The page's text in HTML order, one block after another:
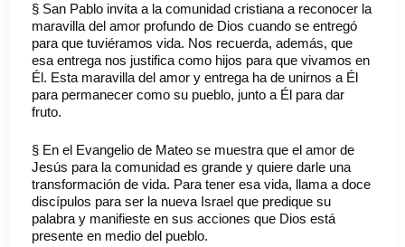
§ San Pablo invita a la comunidad cristiana a reconocer la
maravilla del amor profundo de Dios cuando se entregó
para que tuviéramos vida. Nos recuerda, además, que
esa entrega nos justifica como hijos para que vivamos en
Él. Esta maravilla del amor y entrega ha de unirnos a Él
para permanecer como su pueblo, junto a Él para dar
fruto.
§ En el Evangelio de Mateo se muestra que el amor de
Jesús para la comunidad es grande y quiere darle una
transformación de vida. Para tener esa vida, llama a doce
discípulos para ser la nueva Israel que predique su
palabra y manifieste en sus acciones que Dios está
presente en medio del pueblo.